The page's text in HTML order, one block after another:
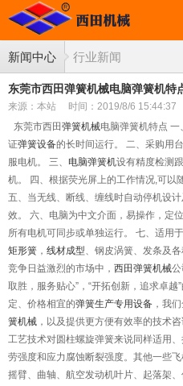
新闻中心 行业新闻
东莞市西田弹簧机械电脑弹簧机特
来源：本站
时间：2019/8/6 15:44:37
东莞市西田弹簧机械电脑弹簧机特点 一、
证弹簧设备的长时间运行。 二、采购用
服电机。 三、 电脑弹簧机设有精度检测
机。 四、根据荧光屏上的工作情况,可以
五、当无线、断线、缠线时自动停机设
效。 六、电脑为中文介面，易操作，定
所有电机可同步或单独运行。 七、适用
矩形簧 ， 线材成型、钢皮涡簧、发条及
竞争日益激烈的市场中， 西田弹簧机械公
取胜，服务贴心”，“开拓创新，追求卓
定、价格相宜的弹簧生产专用设备 ，我
簧机械 ，以及提供更方便有效率的技术
工艺技术对圆柱螺旋弹簧来说同样适用
劳强度和应力腐蚀断裂强度。其他一些
摇臂、曲轴、航空发动机叶片、起落架